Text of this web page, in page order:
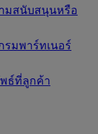
มสนับสนุนหรือ
รมพาร์ทเนอร์
ธ์ที่ลูกค้า